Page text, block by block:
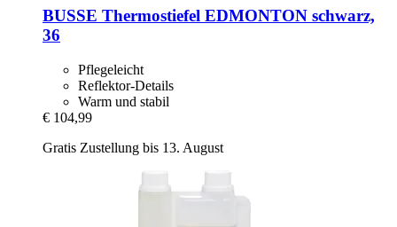
BUSSE Thermostiefel EDMONTON schwarz,
36
Pflegeleicht
Reflektor-Details
Warm und stabil
€ 104,99
Gratis Zustellung bis 13. August